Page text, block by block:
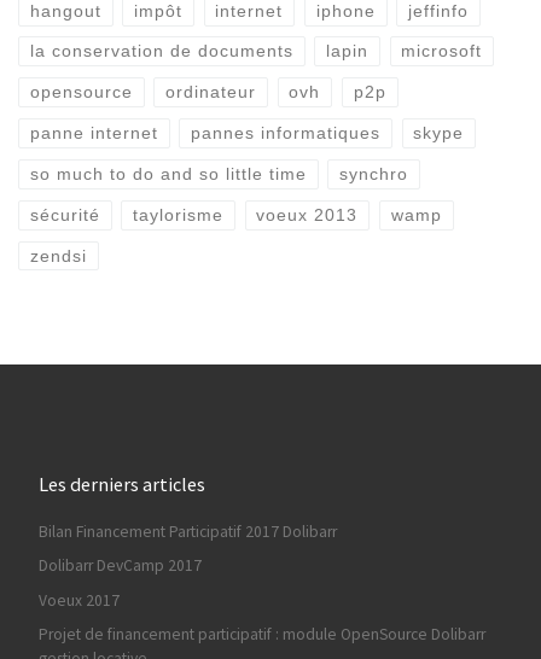
hangout impôt internet iphone jeffinfo
la conservation de documents lapin microsoft
opensource ordinateur ovh p2p
panne internet pannes informatiques skype
so much to do and so little time synchro
sécurité taylorisme voeux 2013 wamp
zendsi
Les derniers articles
Bilan Financement Participatif 2017 Dolibarr
Dolibarr DevCamp 2017
Voeux 2017
Projet de financement participatif : module OpenSource Dolibarr